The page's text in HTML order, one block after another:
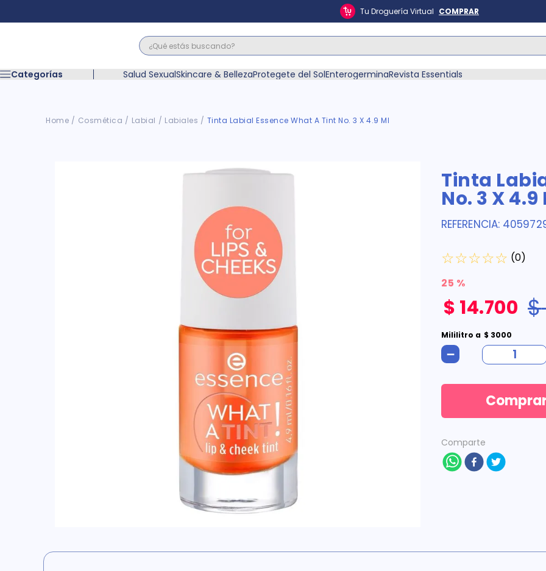
Tu Droguería Virtual COMPRAR
¿Qué estás buscando?
Categorías Salud SexualSkincare & BellezaProtegete del SolEnterogerminaRevista Essentials
Cosmética Labial Labiales Tinta Labial Essence What A Tint No. 3 X 4.9 Ml
Tinta
No. 3 X 4.9
REFERENCIA:
☆☆☆☆☆ (0)
25 %
$
$ 14.700
Mililitro a $ 3000
－
Comparte
Términos Más Buscados
3
4
7.
cyclofem
10.